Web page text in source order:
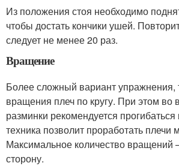
Из положения стоя необходимо
чтобы достать кончики ушей.
следует не менее 20 раз.
Вращение
Более сложный вариант
вращения плеч по кругу. При этом
разминки рекомендуется прогибаться
техника позволит проработать плечи
Максимальное количество вращений
сторону.